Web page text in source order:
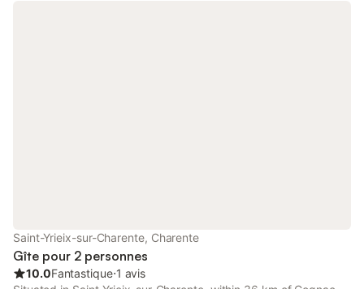
Saint-Yrieix-sur-Charente, Charente
Gîte pour 2 personnes
10.0Fantastique⋅1 avis